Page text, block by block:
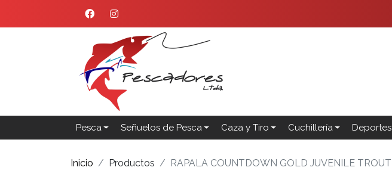
Pesca Señuelos de Pesca Caza y Tiro Cuchillería Deportes
Inicio Productos RAPALA COUNTDOWN GOLD JUVENILE TROUT